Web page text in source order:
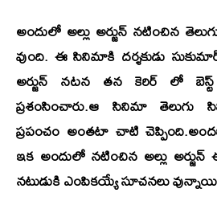
అందులో అల్లు అర్జున్ నటించిన
వుంది. ఈ సినిమాకి దర్శకుడు
అర్జున్ నటన తన కెరిర్ లో
ప్రశంసించారు.ఆ సినిమా
ప్రపంచం అంతటా చాటి
ఇక అందులో నటించిన అల్లు
నటుడుకి ఎంపికయ్యే సూచనలు